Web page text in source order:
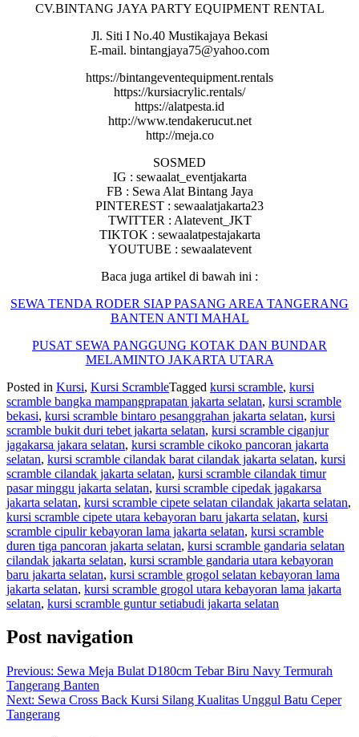
CV.BINTANG JAYA PARTY EQUIPMENT RENTAL
Jl. Siti I No.40 Mustikajaya Bekasi
E-mail. bintangjaya75@yahoo.com
https://bintangeventequipment.rentals
https://kursiacrylic.rentals/
https://alatpesta.id
http://www.tendakerucut.net
http://meja.co
SOSMED
IG : sewaalat_eventjakarta
FB : Sewa Alat Bintang Jaya
PINTEREST : sewaalatjakarta23
TWITTER : Alatevent_JKT
TIKTOK : sewaalatpestajakarta
YOUTUBE : sewaalatevent
Baca juga artikel di bawah ini :
SEWA TENDA RODER SIAP PASANG AREA TANGERANG
BANTEN ANTI MAHAL
PUSAT SEWA PANGGUNG KOTAK DAN BUNDAR
MELAMINTO JAKARTA UTARA
Posted in Kursi, Kursi ScrambleTagged kursi scramble, kursi
scramble bangka mampangprapatan jakarta selatan, kursi scramble
bekasi, kursi scramble bintaro pesanggrahan jakarta selatan, kursi
scramble bukit duri tebet jakarta selatan, kursi scramble ciganjur
jagakarsa jakara selatan, kursi scramble cikoko pancoran jakarta
selatan, kursi scramble cilandak barat cilandak jakarta selatan, kursi
scramble cilandak jakarta selatan, kursi scramble cilandak timur
pasar minggu jakarta selatan, kursi scramble cipedak jagakarsa
jakarta selatan, kursi scramble cipete selatan cilandak jakarta selatan,
kursi scramble cipete utara kebayoran baru jakarta selatan, kursi
scramble cipulir kebayoran lama jakarta selatan, kursi scramble
duren tiga pancoran jakarta selatan, kursi scramble gandaria selatan
cilandak jakarta selatan, kursi scramble gandaria utara kebayoran
baru jakarta selatan, kursi scramble grogol selatan kebayoran lama
jakarta selatan, kursi scramble grogol utara kebayoran lama jakarta
selatan, kursi scramble guntur setiabudi jakarta selatan
Post navigation
Previous: Sewa Meja Bulat D180cm Tebar Biru Navy Termurah
Tangerang Banten
Next: Sewa Cross Back Kursi Silang Kualitas Unggul Batu Ceper
Tangerang